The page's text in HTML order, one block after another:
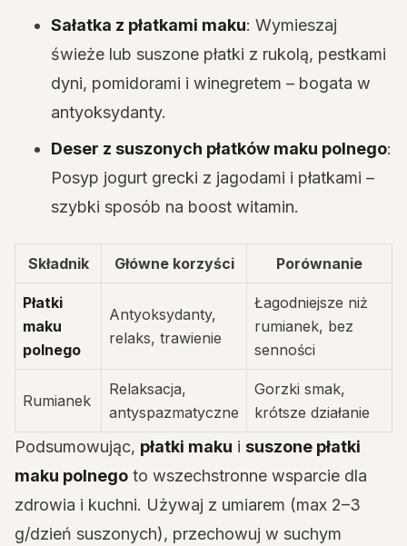
Sałatka z płatkami maku: Wymieszaj
świeże lub suszone płatki z rukolą, pestkami
dyni, pomidorami i winegretem – bogata w
antyoksydanty.
Deser z suszonych płatków maku polnego:
Posyp jogurt grecki z jagodami i płatkami –
szybki sposób na boost witamin.
Składnik Główne korzyści Porównanie
Płatki
maku
polnego
Antyoksydanty,
relaks, trawienie
Łagodniejsze niż
rumianek, bez
senności
Rumianek
Relaksacja,
antyspazmatyczne
Gorzki smak,
krótsze działanie
Podsumowując, płatki maku i suszone płatki
maku polnego to wszechstronne wsparcie dla
zdrowia i kuchni. Używaj z umiarem (max 2–3
g/dzień suszonych), przechowuj w suchym